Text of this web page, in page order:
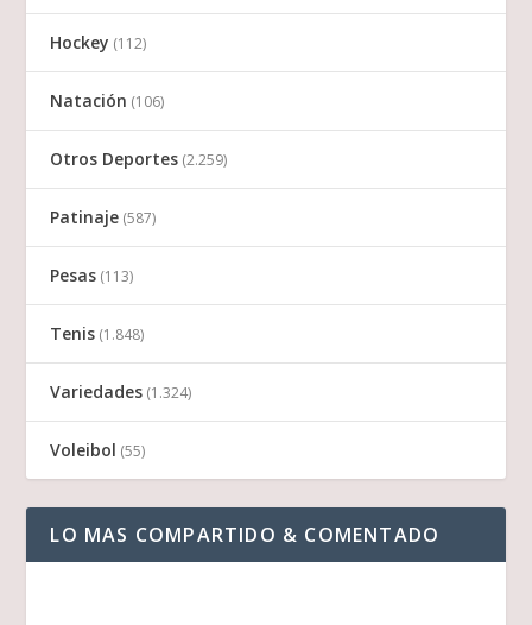
Hockey (112)
Natación (106)
Otros Deportes (2.259)
Patinaje (587)
Pesas (113)
Tenis (1.848)
Variedades (1.324)
Voleibol (55)
LO MAS COMPARTIDO & COMENTADO